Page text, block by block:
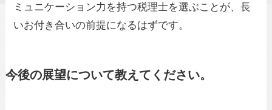
ミュニケーション力を持つ税理士を選ぶことが、長
いお付き合いの前提になるはずです。
今後の展望について教えてください。